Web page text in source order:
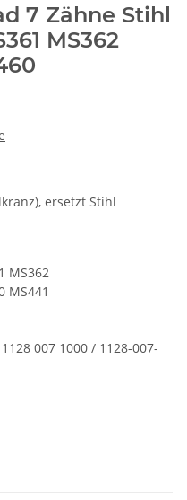
7 Zähne Stihl
MS362
ersetzt Stihl
MS362
MS441
007 1000 / 1128-007-